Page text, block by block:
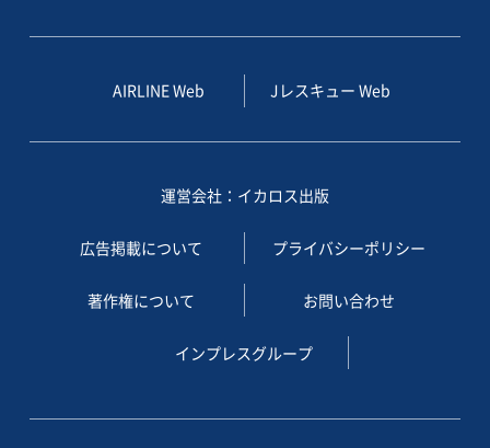
AIRLINE Web Jレスキュー Web
運営会社：イカロス出版
広告掲載について プライバシーポリシー
著作権について お問い合わせ
インプレスグループ